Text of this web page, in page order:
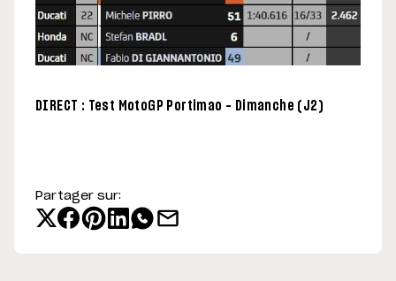
DIRECT : Test MotoGP Portimao – Dimanche (J2)
Partager sur: